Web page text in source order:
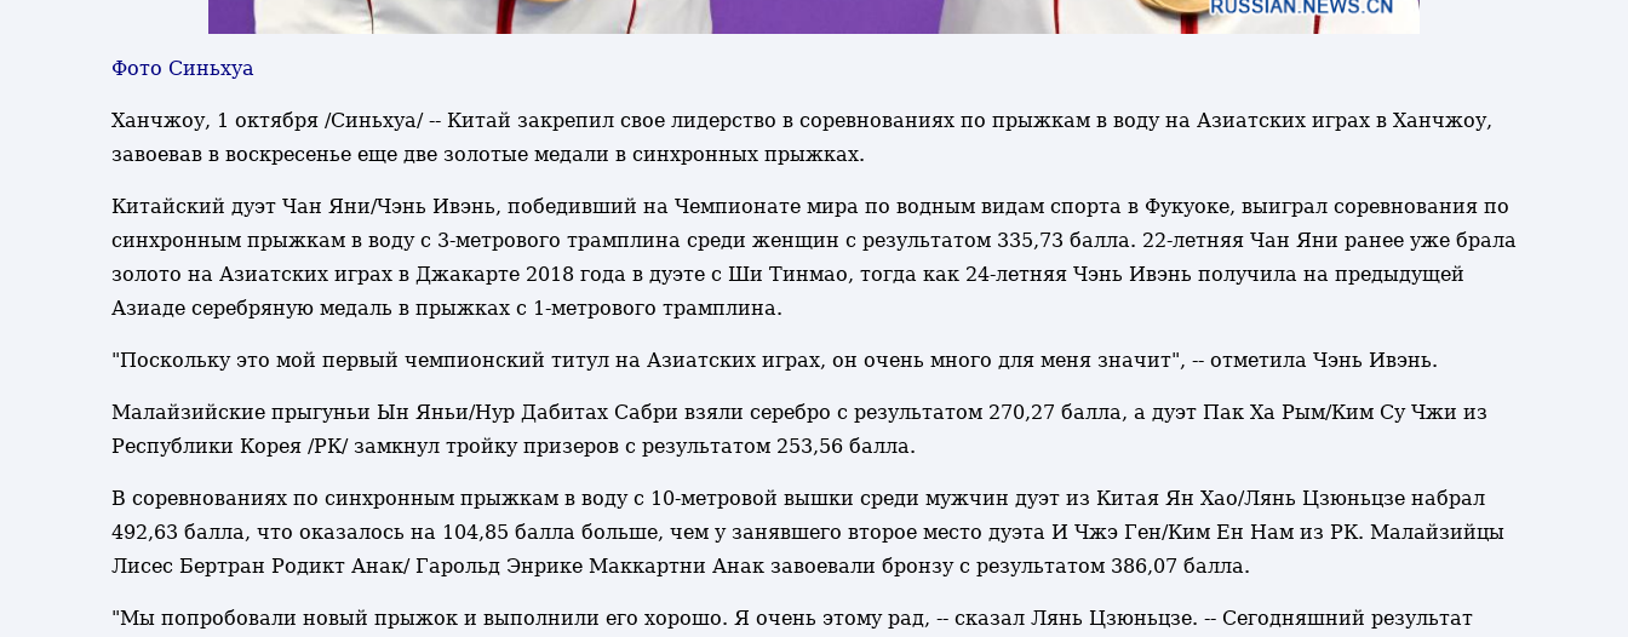
Фото Синьхуа
Ханчжоу, 1 октября /Синьхуа/ -- Китай закрепил свое лидерство в соревнованиях по прыжкам в воду на Азиатских играх в Ханчжоу,
завоевав в воскресенье еще две золотые медали в синхронных прыжках.
Китайский дуэт Чан Яни/Чэнь Ивэнь, победивший на Чемпионате мира по водным видам спорта в Фукуоке, выиграл соревнования по
синхронным прыжкам в воду с 3-метрового трамплина среди женщин с результатом 335,73 балла. 22-летняя Чан Яни ранее уже брала
золото на Азиатских играх в Джакарте 2018 года в дуэте с Ши Тинмао, тогда как 24-летняя Чэнь Ивэнь получила на предыдущей
Азиаде серебряную медаль в прыжках с 1-метрового трамплина.
"Поскольку это мой первый чемпионский титул на Азиатских играх, он очень много для меня значит", -- отметила Чэнь Ивэнь.
Малайзийские прыгуньи Ын Яньи/Нур Дабитах Сабри взяли серебро с результатом 270,27 балла, а дуэт Пак Ха Рым/Ким Су Чжи из
Республики Корея /РК/ замкнул тройку призеров с результатом 253,56 балла.
В соревнованиях по синхронным прыжкам в воду с 10-метровой вышки среди мужчин дуэт из Китая Ян Хао/Лянь Цзюньцзе набрал
492,63 балла, что оказалось на 104,85 балла больше, чем у занявшего второе место дуэта И Чжэ Ген/Ким Ен Нам из РК. Малайзийцы
Лисес Бертран Родикт Анак/ Гарольд Энрике Маккартни Анак завоевали бронзу с результатом 386,07 балла.
"Мы попробовали новый прыжок и выполнили его хорошо. Я очень этому рад, -- сказал Лянь Цзюньцзе. -- Сегодняшний результат